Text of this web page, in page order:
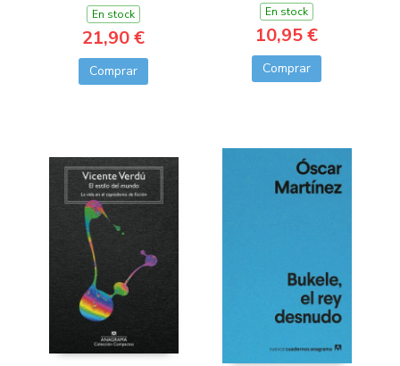
En stock
21,90 €
Comprar
En stock
10,95 €
Comprar